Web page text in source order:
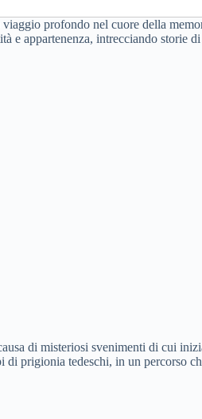
profondo nel cuore della
e appartenenza, intrecciando storie
di misteriosi svenimenti di cui
di prigionia tedeschi, in un percorso